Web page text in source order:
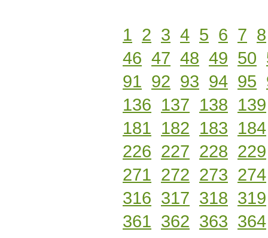
1 2 3 4 5 6 7 8
46 47 48 49 50
91 92 93 94 95
136 137 138 139
181 182 183 184
226 227 228 229
271 272 273 274
316 317 318 319
361 362 363 364